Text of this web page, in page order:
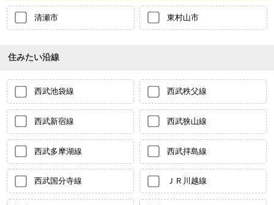
清瀬市 東村山市
住みたい沿線
西武池袋線 西武秩父線
西武新宿線 西武狭山線
西武多摩湖線 西武拝島線
西武国分寺線 ＪＲ川越線